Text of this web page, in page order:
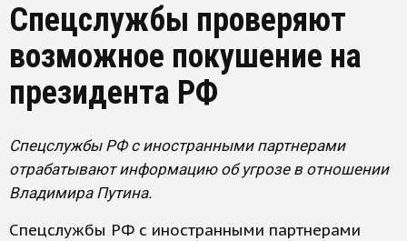
Спецслужбы проверяют
возможное покушение на
президента РФ
Спецслужбы РФ с иностранными партнерами
отрабатывают информацию об угрозе в отношении
Владимира Путина.
Спецслужбы РФ с иностранными партнерами